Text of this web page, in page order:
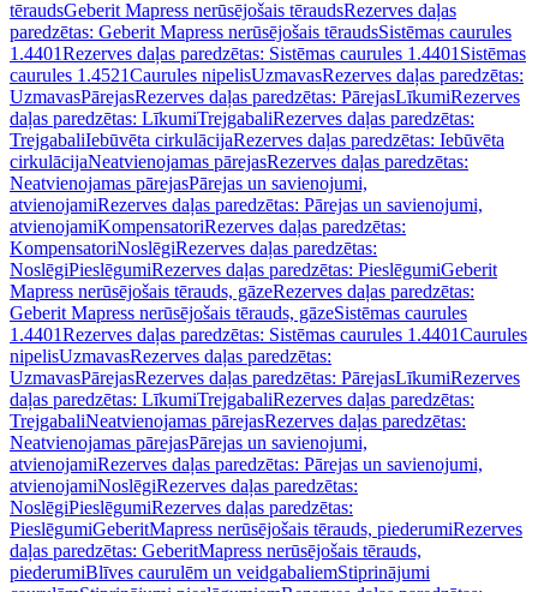
tēraudsGeberit Mapress nerūsējošais tēraudsRezerves daļas
paredzētas: Geberit Mapress nerūsējošais tēraudsSistēmas caurules
1.4401Rezerves daļas paredzētas: Sistēmas caurules 1.4401 Sistēmas
caurules 1.4521Caurules nipelisUzmavasRezerves daļas paredzētas:
UzmavasPārejasRezerves daļas paredzētas: PārejasLīkumiRezerves
daļas paredzētas: LīkumiTrejgabaliRezerves daļas paredzētas:
TrejgabaliIebūvēta cirkulācijaRezerves daļas paredzētas: Iebūvēta
cirkulācijaNeatvienojamas pārejasRezerves daļas paredzētas:
Neatvienojamas pārejasPārejas un savienojumi,
atvienojamiRezerves daļas paredzētas: Pārejas un savienojumi,
atvienojamiKompensatoriRezerves daļas paredzētas:
KompensatoriNoslēgiRezerves daļas paredzētas:
NoslēgiPieslēgumiRezerves daļas paredzētas: PieslēgumiGeberit
Mapress nerūsējošais tērauds, gāzeRezerves daļas paredzētas:
Geberit Mapress nerūsējošais tērauds, gāzeSistēmas caurules
1.4401Rezerves daļas paredzētas: Sistēmas caurules 1.4401Caurules
nipelisUzmavasRezerves daļas paredzētas:
UzmavasPārejasRezerves daļas paredzētas: PārejasLīkumiRezerves
daļas paredzētas: LīkumiTrejgabaliRezerves daļas paredzētas:
TrejgabaliNeatvienojamas pārejasRezerves daļas paredzētas:
Neatvienojamas pārejasPārejas un savienojumi,
atvienojamiRezerves daļas paredzētas: Pārejas un savienojumi,
atvienojamiNoslēgiRezerves daļas paredzētas:
NoslēgiPieslēgumiRezerves daļas paredzētas:
PieslēgumiGeberitMapress nerūsējošais tērauds, piederumiRezerves
daļas paredzētas: GeberitMapress nerūsējošais tērauds,
piederumiBlīves caurulēm un veidgabaliemStiprinājumi